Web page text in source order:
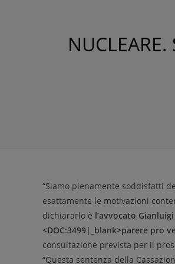
“Siamo pienamente soddisfatti
esattamente le motivazioni
dichiararlo è l’avvocato
<DOC:3499|_blank>parere pro
consultazione prevista per il
“Questa sentenza della